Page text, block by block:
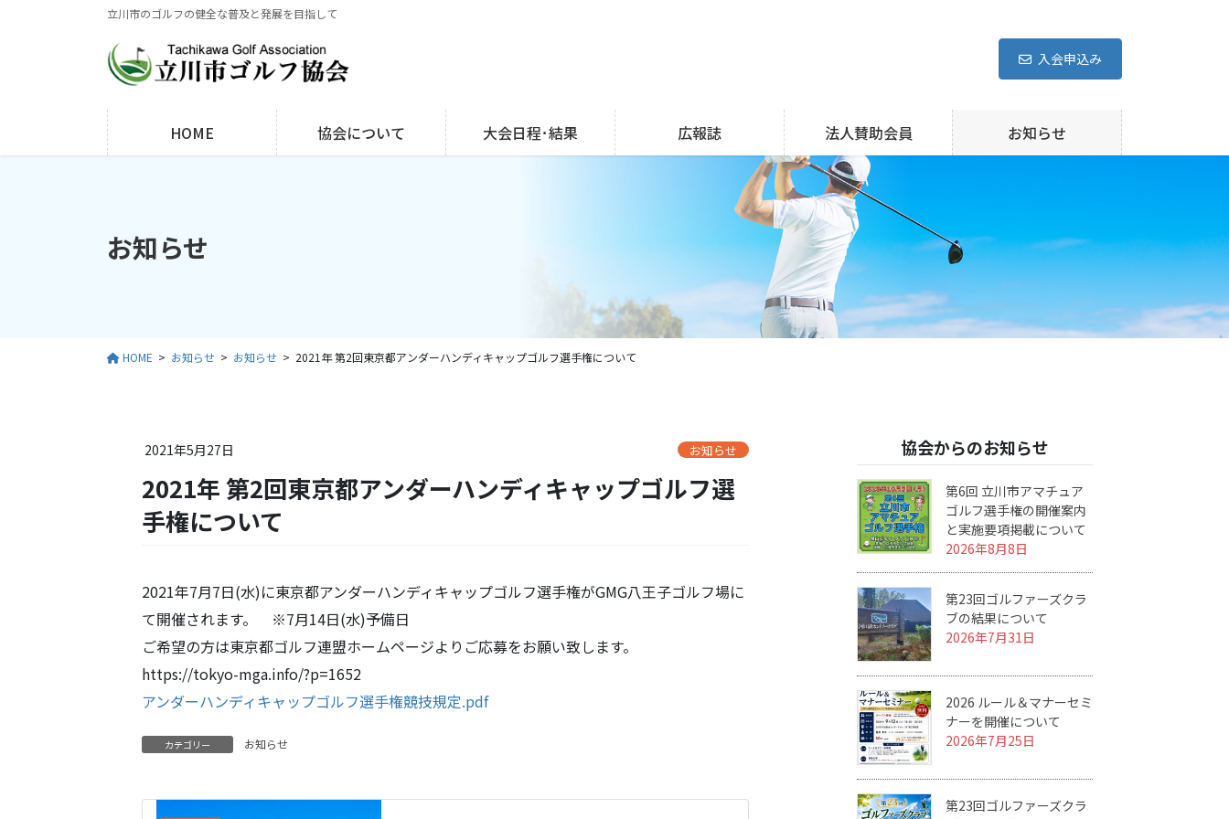
立川市のゴルフの健全な普及と発展を目指して
入会申込み
HOME 協会について 大会日程･結果 広報誌 法人賛助会員 お知らせ
お知らせ
HOME お知らせ お知らせ 2021年 第2回東京都アンダーハンディキャップゴルフ選手権について
2021年5月27日 お知らせ
2021年 第2回東京都アンダーハンディキャップゴルフ選
手権について
2021年7月7日(水)に東京都アンダーハンディキャップゴルフ選手権がGMG八王子ゴルフ場に
て開催されます。 ※7月14日(水)予備日
ご希望の方は東京都ゴルフ連盟ホームページよりご応募をお願い致します。
https://tokyo-mga.info/?p=1652
アンダーハンディキャップゴルフ選手権競技規定.pdf
カテゴリー お知らせ
協会からのお知らせ
第6回 立川市アマチュア
ゴルフ選手権の開催案内
と実施要項掲載について
2026年8月8日
第23回ゴルファーズクラ
ブの結果について
2026年7月31日
2026 ルール＆マナーセミ
ナーを開催について
2026年7月25日
第23回ゴルファーズクラ